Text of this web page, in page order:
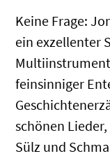
Keine Frage:
ein exzellenter
feinsinniger
schönen
Sülz und